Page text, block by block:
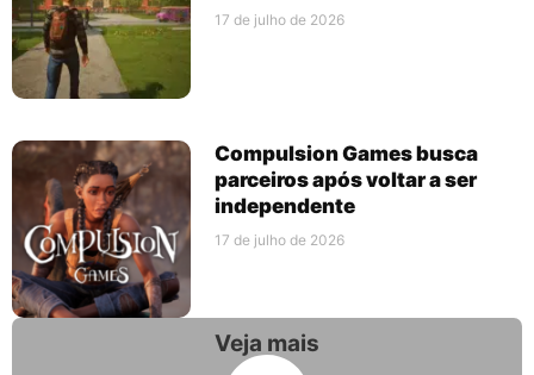
17 de julho de 2026
Compulsion Games busca
parceiros após voltar a ser
independente
17 de julho de 2026
Veja mais